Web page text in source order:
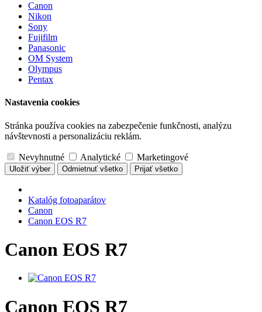
Canon
Nikon
Sony
Fujifilm
Panasonic
OM System
Olympus
Pentax
Nastavenia cookies
Stránka používa cookies na zabezpečenie funkčnosti, analýzu
návštevnosti a personalizáciu reklám.
Nevyhnutné Analytické Marketingové
Uložiť výber Odmietnuť všetko Prijať všetko
Katalóg fotoaparátov
Canon
Canon EOS R7
Canon EOS R7
Canon EOS R7